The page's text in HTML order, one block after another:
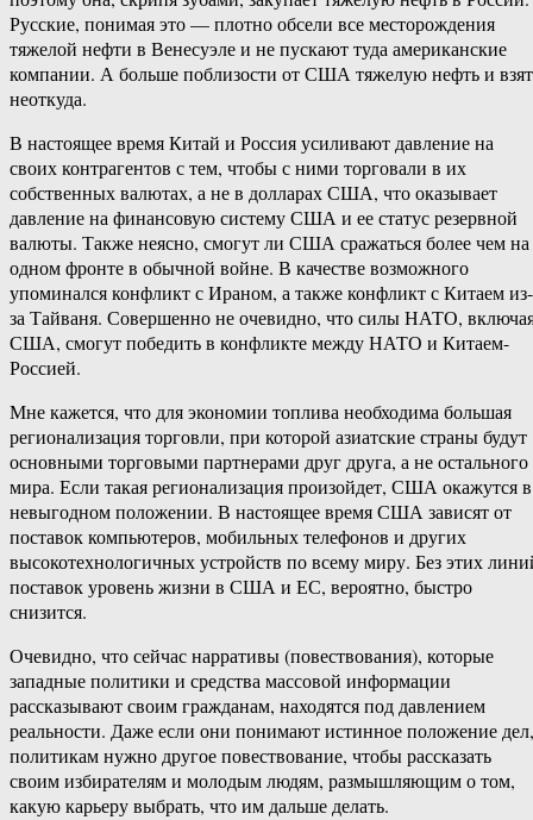
Русские, понимая это — плотно обсели все месторождения
тяжелой нефти в Венесуэле и не пускают туда американские
компании. А больше поблизости от США тяжелую нефть и
неоткуда.
В настоящее время Китай и Россия усиливают давление на
своих контрагентов с тем, чтобы с ними торговали в их
собственных валютах, а не в долларах США, что оказывает
давление на финансовую систему США и ее статус резервной
валюты. Также неясно, смогут ли США сражаться более чем на
одном фронте в обычной войне. В качестве возможного
упоминался конфликт с Ираном, а также конфликт с Китаем из-
за Тайваня. Совершенно не очевидно, что силы НАТО,
США, смогут победить в конфликте между НАТО и Китаем-
Россией.
Мне кажется, что для экономии топлива необходима большая
регионализация торговли, при которой азиатские страны будут
основными торговыми партнерами друг друга, а не остального
мира. Если такая регионализация произойдет, США окажутся в
невыгодном положении. В настоящее время США зависят от
поставок компьютеров, мобильных телефонов и других
высокотехнологичных устройств по всему миру. Без этих
поставок уровень жизни в США и ЕС, вероятно, быстро
снизится.
Очевидно, что сейчас нарративы (повествования), которые
западные политики и средства массовой информации
рассказывают своим гражданам, находятся под давлением
реальности. Даже если они понимают истинное положение дел,
политикам нужно другое повествование, чтобы рассказать
своим избирателям и молодым людям, размышляющим о том,
какую карьеру выбрать, что им дальше делать.